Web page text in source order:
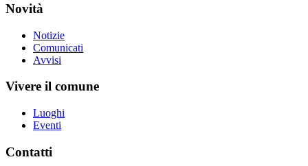
Novità
Notizie
Comunicati
Avvisi
Vivere il comune
Luoghi
Eventi
Contatti